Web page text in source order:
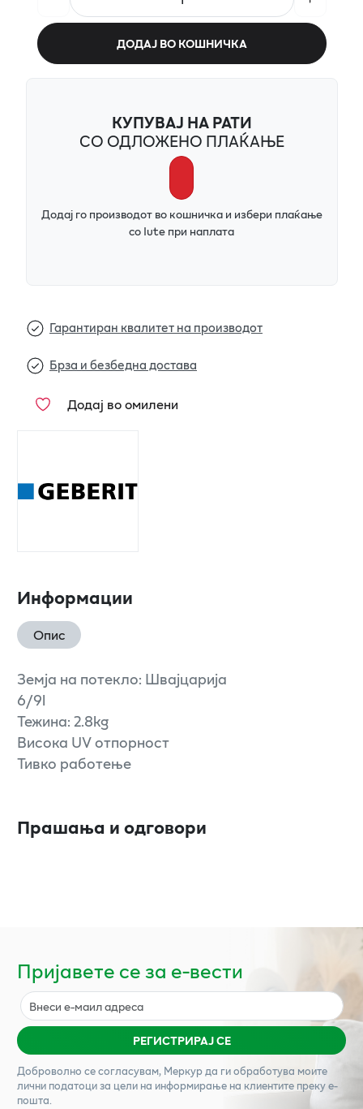
ДОДАЈ ВО КОШНИЧКА
КУПУВАЈ НА РАТИ
СО ОДЛОЖЕНО ПЛАЌАЊЕ
Додај го производот во кошничка и избери плаќање
со Iute при наплата
Гарантиран квалитет на производот
Брза и безбедна достава
Додај во омилени
Информации
Опис
Земја на потекло: Швајцарија
6/9l
Тежина: 2.8kg
Висока UV отпорност
Тивко работење
Прашања и одговори
Пријавете се за е-вести
РЕГИСТРИРАЈ СЕ
Доброволно се согласувам, Меркурда ги обработува моите
лични податоци за цели на информирање на клиентите преку е-
пошта.